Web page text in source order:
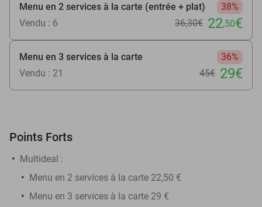
Menu en 2 services à la carte (entrée + plat)
38%
Vendu : 6
36,30€ 22,50€
Menu en 3 services à la carte
36%
Vendu : 21
45€ 29€
Points Forts
Multideal :
Menu en 2 services à la carte 22,50 €
Menu en 3 services à la carte 29 €